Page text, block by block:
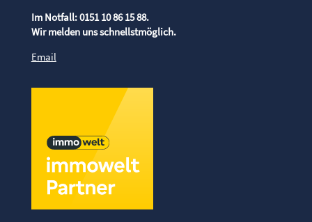
Im Notfall: 0151 10 86 15 88.
Wir melden uns schnellstmöglich.
Email